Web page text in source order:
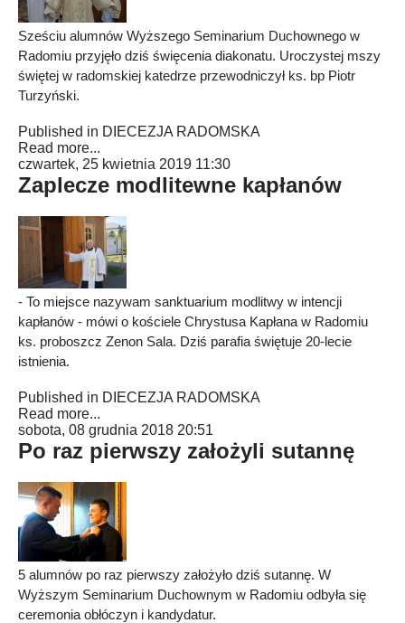
Sześciu alumnów Wyższego Seminarium Duchownego w
Radomiu przyjęło dziś święcenia diakonatu. Uroczystej mszy
świętej w radomskiej katedrze przewodniczył ks. bp Piotr
Turzyński.
Published in DIECEZJA RADOMSKA
Read more...
czwartek, 25 kwietnia 2019 11:30
Zaplecze modlitewne kapłanów
- To miejsce nazywam sanktuarium modlitwy w intencji
kapłanów - mówi o kościele Chrystusa Kapłana w Radomiu
ks. proboszcz Zenon Sala. Dziś parafia świętuje 20-lecie
istnienia.
Published in DIECEZJA RADOMSKA
Read more...
sobota, 08 grudnia 2018 20:51
Po raz pierwszy założyli sutannę
5 alumnów po raz pierwszy założyło dziś sutannę. W
Wyższym Seminarium Duchownym w Radomiu odbyła się
ceremonia obłóczyn i kandydatur.